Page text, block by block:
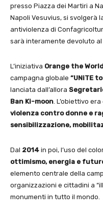
presso Piazza dei Martiri a
Napoli Vesuvius, si svolgerà
antiviolenza di
sarà interamente devoluto al
L’iniziativa Orange the
campagna globale “UNiTE
lanciata dall’allora
Ban Ki-moon. L’obiettivo
violenza contro donne e
sensibilizzazione,
Dal 2014 in poi, l’uso del
ottimismo, energia e
elemento centrale della
organizzazioni e cittadini a
monumenti in tutto il mondo.